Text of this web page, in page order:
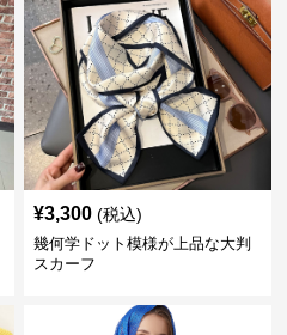
¥3,300 (税込)
幾何学ドット模様が上品な大判
スカーフ